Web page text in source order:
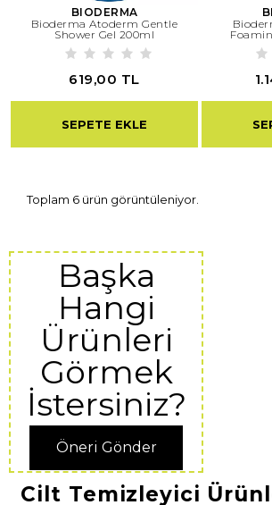
BIODERMA
Bioderma Atoderm Gentle
Shower Gel 200ml
619,00 TL
SEPETE EKLE
Toplam 6 ürün görüntüleniyor.
Başka
Hangi
Ürünleri
Görmek
İstersiniz?
Öneri Gönder
Cilt Temizleyici